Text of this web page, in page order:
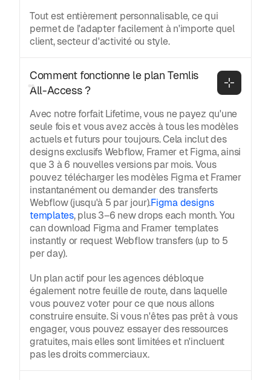
Tout est entièrement personnalisable, ce qui
permet de l'adapter facilement à n'importe quel
client, secteur d'activité ou style.
Comment fonctionne le plan Temlis
All-Access ?
Avec notre forfait Lifetime, vous ne payez qu'une
seule fois et vous avez accès à tous les modèles
actuels et futurs pour toujours. Cela inclut des
designs exclusifs Webflow, Framer et Figma, ainsi
que 3 à 6 nouvelles versions par mois. Vous
pouvez télécharger les modèles Figma et Framer
instantanément ou demander des transferts
Webflow (jusqu'à 5 par jour).Figma designs
templates, plus 3–6 new drops each month. You
can download Figma and Framer templates
instantly or request Webflow transfers (up to 5
per day).
Un plan actif pour les agences débloque
également notre feuille de route, dans laquelle
vous pouvez voter pour ce que nous allons
construire ensuite. Si vous n'êtes pas prêt à vous
engager, vous pouvez essayer des ressources
gratuites, mais elles sont limitées et n'incluent
pas les droits commerciaux.